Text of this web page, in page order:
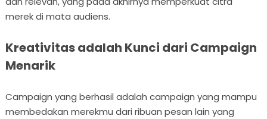
merek di mata audiens.
Kreativitas adalah Kunci dari Campaign
Menarik
Campaign yang berhasil adalah campaign yang mampu
membedakan merekmu dari ribuan pesan lain yang